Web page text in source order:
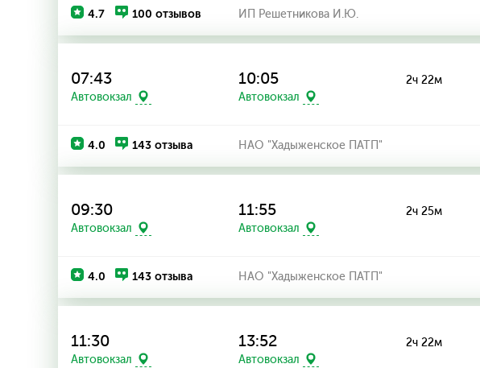
4.7 100 отзывов ИП Решетникова И.Ю.
07:43
Автовокзал
10:05
Автовокзал
2ч 22м
4.0 143 отзыва НАО "Хадыженское ПАТП"
09:30
Автовокзал
11:55
Автовокзал
2ч 25м
4.0 143 отзыва НАО "Хадыженское ПАТП"
11:30
Автовокзал
13:52
Автовокзал
2ч 22м